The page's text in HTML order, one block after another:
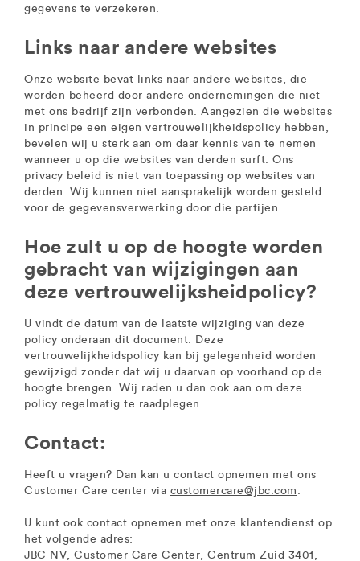
gegevens te verzekeren.
Links naar andere websites
Onze website bevat links naar andere websites, die
worden beheerd door andere ondernemingen die niet
met ons bedrijf zijn verbonden. Aangezien die websites
in principe een eigen vertrouwelijkheidspolicy hebben,
bevelen wij u sterk aan om daar kennis van te nemen
wanneer u op die websites van derden surft. Ons
privacy beleid is niet van toepassing op websites van
derden. Wij kunnen niet aansprakelijk worden gesteld
voor de gegevensverwerking door die partijen.
Hoe zult u op de hoogte worden
gebracht van wijzigingen aan
deze vertrouwelijksheidpolicy?
U vindt de datum van de laatste wijziging van deze
policy onderaan dit document. Deze
vertrouwelijkheidspolicy kan bij gelegenheid worden
gewijzigd zonder dat wij u daarvan op voorhand op de
hoogte brengen. Wij raden u dan ook aan om deze
policy regelmatig te raadplegen.
Contact:
Heeft u vragen? Dan kan u contact opnemen met ons
Customer Care center via customercare@jbc.com.
U kunt ook contact opnemen met onze klantendienst op
het volgende adres:
JBC NV, Customer Care Center, Centrum Zuid 3401,